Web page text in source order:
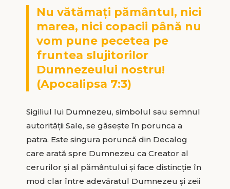
Nu vătămați pământul, nici
marea, nici copacii până nu
vom pune pecetea pe
fruntea slujitorilor
Dumnezeului nostru!
(Apocalipsa 7:3)
Sigiliul lui Dumnezeu, simbolul sau semnul
autorității Sale, se găsește în porunca a
patra. Este singura poruncă din Decalog
care arată spre Dumnezeu ca Creator al
cerurilor și al pământului și face distincție în
mod clar între adevăratul Dumnezeu și zeii